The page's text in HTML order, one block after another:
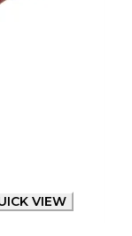
VIEW